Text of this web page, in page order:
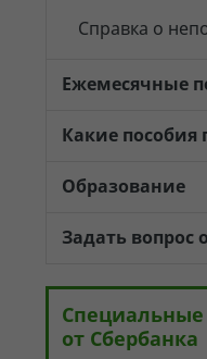
Справка о
Ежемесячные
Какие
Образование
Задать вопрос
от Сбербанка